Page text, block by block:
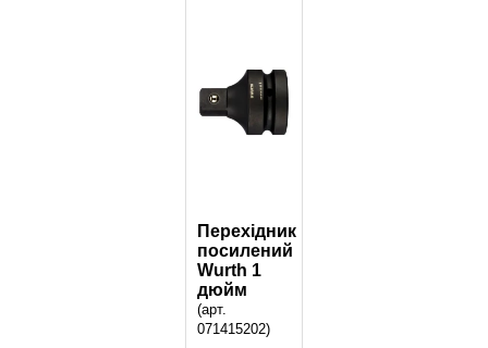
Перехідник
посилений
Wurth 1
дюйм
(арт.
071415202)